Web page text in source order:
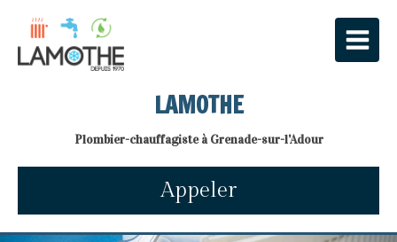
LAMOTHE
Plombier-chauffagiste à Grenade-sur-l'Adour
Appeler